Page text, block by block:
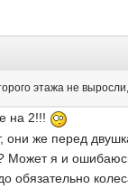
этажа не
на 2!!!
они же перед
я и